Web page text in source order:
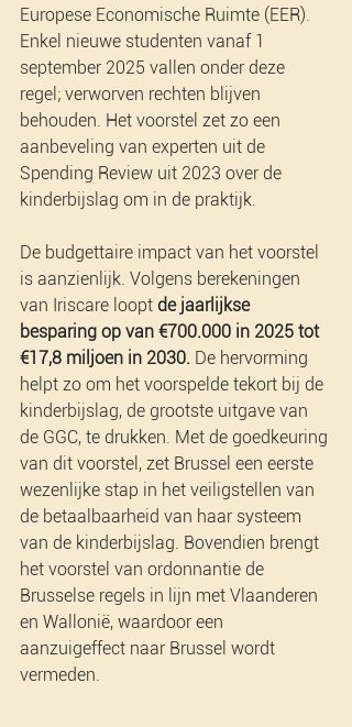
Europese Economische Ruimte (EER).
Enkel nieuwe studenten vanaf 1
september 2025 vallen onder deze
regel; verworven rechten blijven
behouden. Het voorstel zet zo een
aanbeveling van experten uit de
Spending Review uit 2023 over de
kinderbijslag om in de praktijk.
De budgettaire impact van het voorstel
is aanzienlijk. Volgens berekeningen
van Iriscare loopt de jaarlijkse
besparing op van €700.000 in 2025 tot
€17,8 miljoen in 2030. De hervorming
helpt zo om het voorspelde tekort bij de
kinderbijslag, de grootste uitgave van
de GGC, te drukken. Met de goedkeuring
van dit voorstel, zet Brussel een eerste
wezenlijke stap in het veiligstellen van
de betaalbaarheid van haar systeem
van de kinderbijslag. Bovendien brengt
het voorstel van ordonnantie de
Brusselse regels in lijn met Vlaanderen
en Wallonië, waardoor een
aanzuigeffect naar Brussel wordt
vermeden.